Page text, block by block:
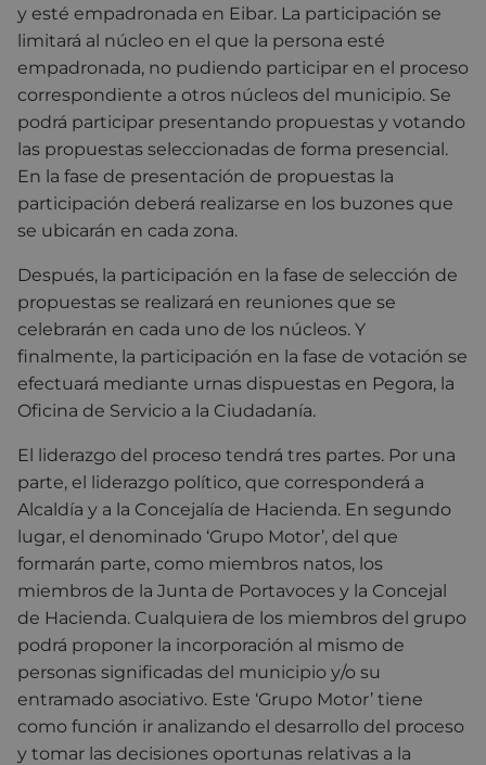
y esté empadronada en Eibar. La participación se
limitará al núcleo en el que la persona esté
empadronada, no pudiendo participar en el proceso
correspondiente a otros núcleos del municipio. Se
podrá participar presentando propuestas y votando
las propuestas seleccionadas de forma presencial.
En la fase de presentación de propuestas la
participación deberá realizarse en los buzones que
se ubicarán en cada zona.
Después, la participación en la fase de selección de
propuestas se realizará en reuniones que se
celebrarán en cada uno de los núcleos. Y
finalmente, la participación en la fase de votación se
efectuará mediante urnas dispuestas en Pegora, la
Oficina de Servicio a la Ciudadanía.
El liderazgo del proceso tendrá tres partes. Por una
parte, el liderazgo político, que corresponderá a
Alcaldía y a la Concejalía de Hacienda. En segundo
lugar, el denominado ‘Grupo Motor’, del que
formarán parte, como miembros natos, los
miembros de la Junta de Portavoces y la Concejal
de Hacienda. Cualquiera de los miembros del grupo
podrá proponer la incorporación al mismo de
personas significadas del municipio y/o su
entramado asociativo. Este ‘Grupo Motor’ tiene
como función ir analizando el desarrollo del proceso
y tomar las decisiones oportunas relativas a la